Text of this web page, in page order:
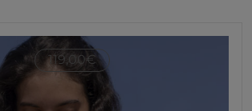
119,00€